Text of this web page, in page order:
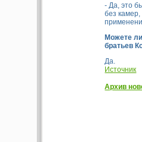
- Да, это
без
Можете
братьев
Да.
Источник
Архив